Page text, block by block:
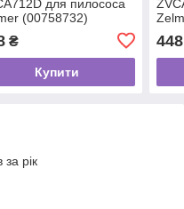
для пилососа
(00758732)
₴
Купити
448
за рік